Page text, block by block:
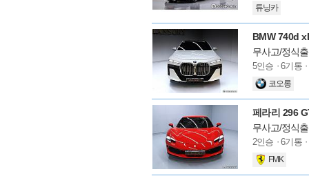
옵
튜닝카
BMW 740d
무사고/정식
모
옵
5인승 6기통
코오롱
페라리 296
무사고/정식
모
옵
2인승 6기통
FMK